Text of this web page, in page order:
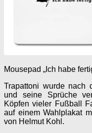
Mousepad „Ich habe
Trapattoni wurde nach
und seine Sprüche
Köpfen vieler Fußball
auf einem Wahlplakat
von Helmut Kohl.